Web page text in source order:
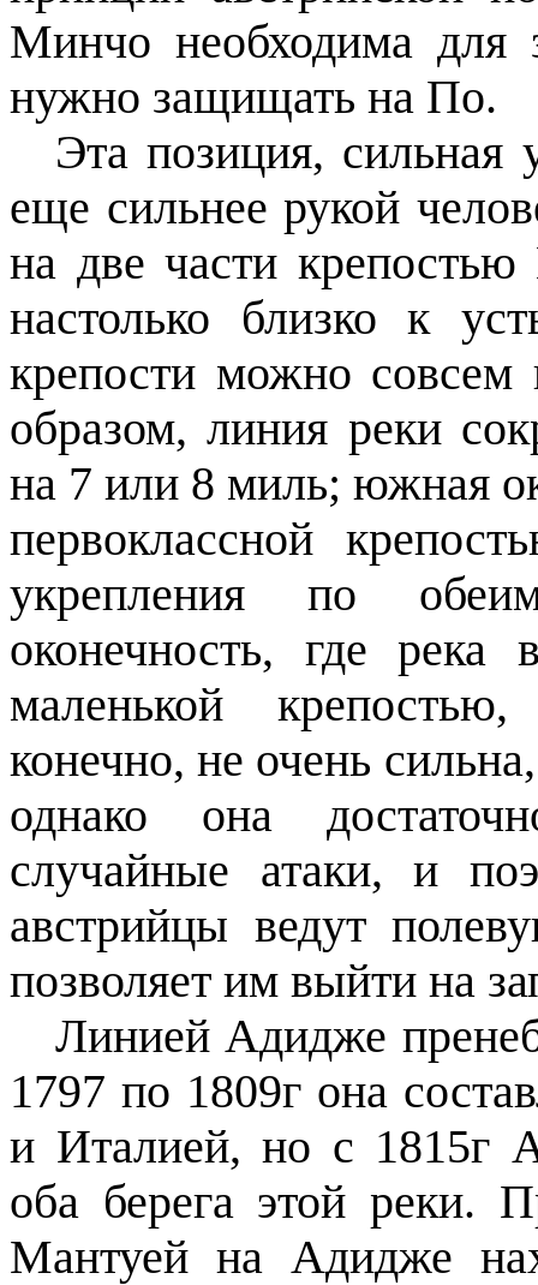
Минчо необходима для
нужно защищать на По.
Эта позиция,
еще сильнее рукой
на две части
настолько близко к
крепости можно совсем
образом, линия реки
на 7 или 8 миль; южная
первоклассной
укрепления по
оконечность, где река
маленькой
конечно, не очень
однако она
случайные атаки, и
австрийцы ведут
позволяет им выйти на
Линией Адидже
1797 по 1809г она
и Италией, но с 1815г
оба берега этой реки.
Мантуей на Адидже